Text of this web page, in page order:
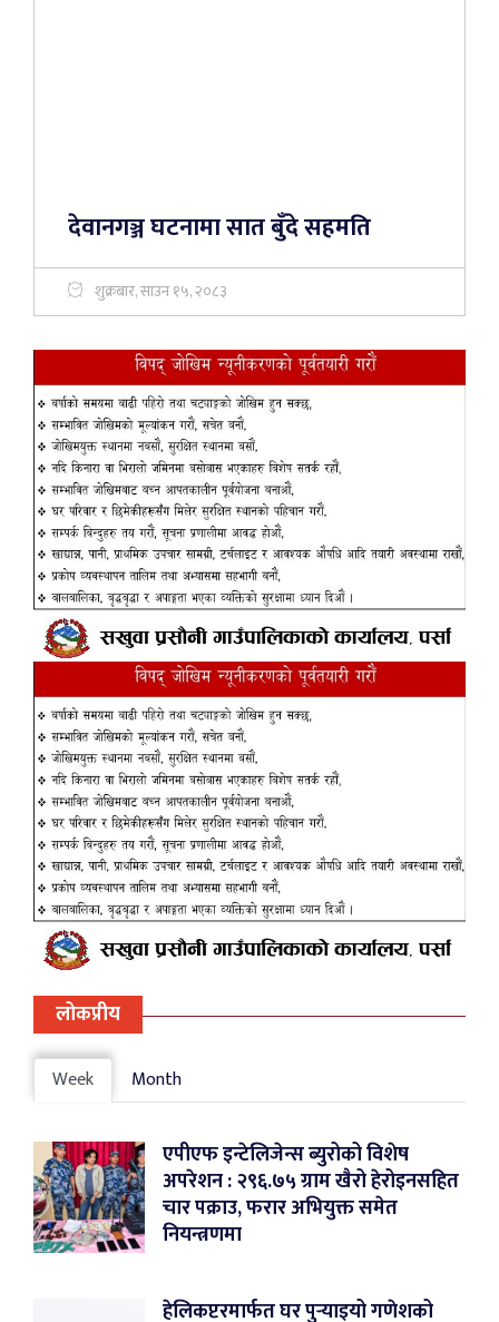
देवानगञ्ज घटनामा सात बुँदे सहमति
शुक्रबार, साउन १५, २०८३
लोकप्रीय
Week Month
एपीएफ इन्टेलिजेन्स ब्युरोको विशेष
अपरेशन : २९६.७५ ग्राम खैरो हेरोइनसहित
चार पक्राउ, फरार अभियुक्त समेत
नियन्त्रणमा
हेलिकप्टरमार्फत घर पुर्‍याइयो गणेशको